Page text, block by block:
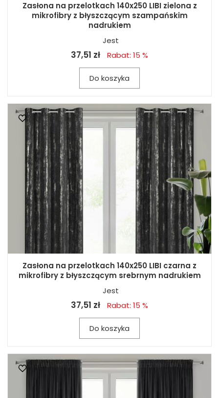
Zasłona na przelotkach 140x250 LIBI zielona z
mikrofibry z błyszczącym szampańskim
nadrukiem
Jest
37,51 zł Rabat: 15 %
Do koszyka
Zasłona na przelotkach 140x250 LIBI czarna z
mikrofibry z błyszczącym srebrnym nadrukiem
Jest
37,51 zł Rabat: 15 %
Do koszyka